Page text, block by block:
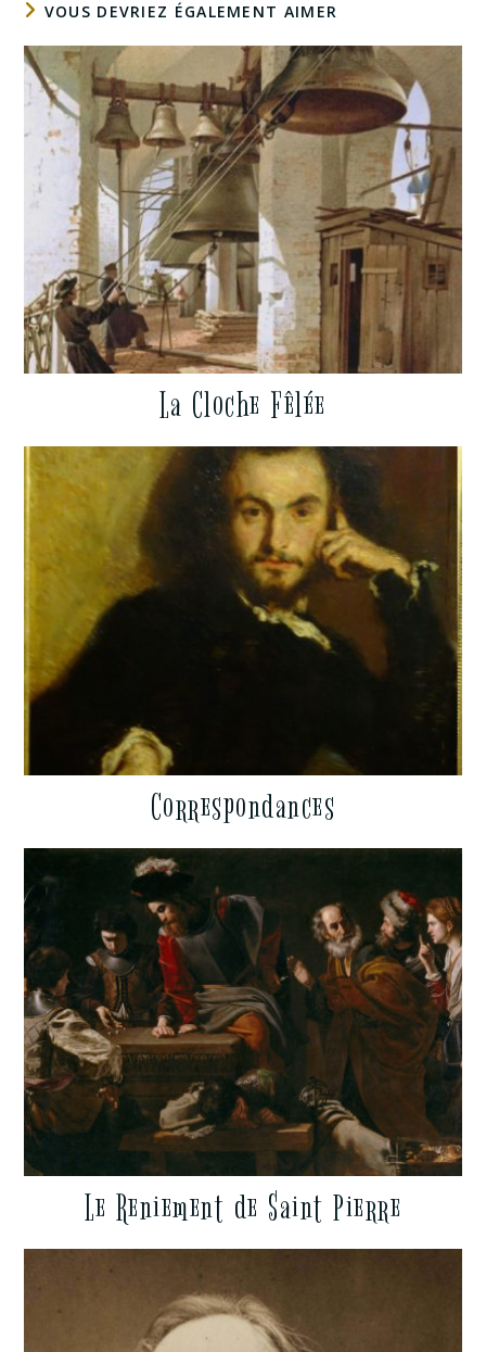
VOUS DEVRIEZ ÉGALEMENT AIMER
La Cloche Fêlée
Correspondances
Le Reniement de Saint Pierre